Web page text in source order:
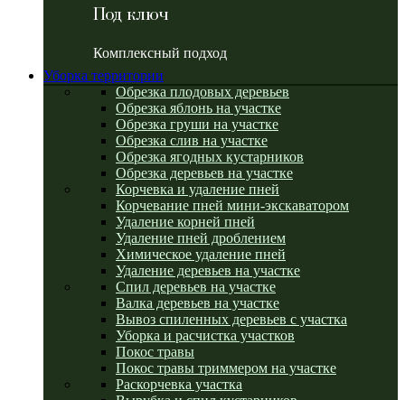
Под ключ
Комплексный подход
Уборка территории
Обрезка плодовых деревьев
Обрезка яблонь на участке
Обрезка груши на участке
Обрезка слив на участке
Обрезка ягодных кустарников
Обрезка деревьев на участке
Корчевка и удаление пней
Корчевание пней мини-экскаватором
Удаление корней пней
Удаление пней дроблением
Химическое удаление пней
Удаление деревьев на участке
Спил деревьев на участке
Валка деревьев на участке
Вывоз спиленных деревьев с участка
Уборка и расчистка участков
Покос травы
Покос травы триммером на участке
Раскорчевка участка